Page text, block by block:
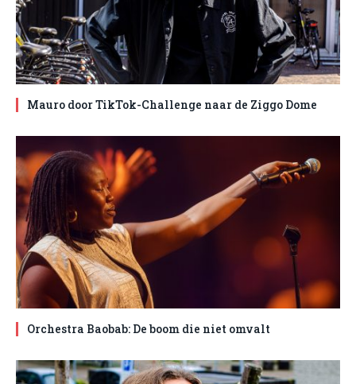
Mauro door TikTok-Challenge naar de Ziggo Dome
Orchestra Baobab: De boom die niet omvalt